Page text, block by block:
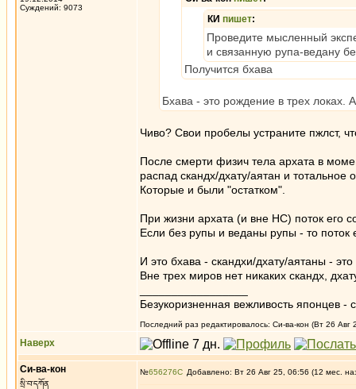
Суждений: 9073
КИ пишет:
Проведите мысленный
и связанную рупа-ведану
Получится бхава
Бхава - это рождение в трех локах.
Чиво? Свои пробелы устраните пжлст,
После смерти физич тела архата в
распад скандх/дхату/аятан и
Которые и были "остатком".
При жизни архата (и вне НС) поток его
Если без рупы и веданы рупы - то поток
И это бхава - скандхи/дхату/аятаны -
Вне трех миров нет никаких скандх,
Безукоризненная вежливость японцев -
Последний раз редактировалось: Си-ва-кон (Вт 26 Авг
Наверх
Си-ва-кон
སྲི་བ་དཀོན
№656276 Добавлено: Вт 26 Авг 25, 06:56 (12 мес.